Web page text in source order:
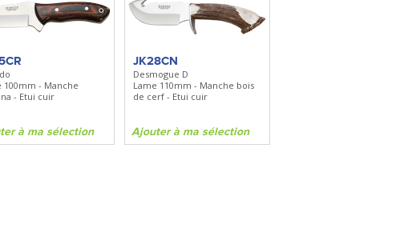
ma sélection
FKDC4
DC4 - Pierre à aiguiser
Diamant/céramique - Etui cuir
Ajouter à ma sélection
100mm - Manche
- Etui cuir
à ma sélection
JK28CN
Desmogue D
Lame 110mm - Manche bois
de cerf - Etui cuir
Ajouter à ma sélection